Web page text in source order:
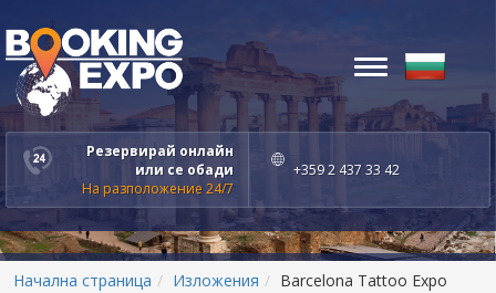
Резервирай онлайн
или се обади
На разположение 24/7
+359 2 437 33 42
Toggle
Начална страница Изложения Barcelona Tattoo Expo